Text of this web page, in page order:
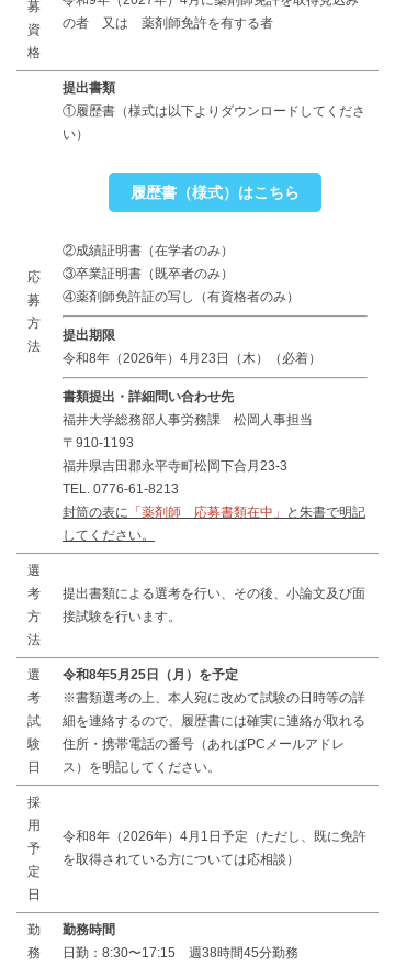
募
資
格
の者 又は 薬剤師免許を有する者
応
募
方
法
提出書類
①履歴書（様式は以下よりダウンロードしてくださ
い）
履歴書（様式）はこちら
②成績証明書（在学者のみ）
③卒業証明書（既卒者のみ）
④薬剤師免許証の写し（有資格者のみ）
提出期限
令和8年（2026年）4月23日（木）（必着）
書類提出・詳細問い合わせ先
福井大学総務部人事労務課 松岡人事担当
〒910-1193
福井県吉田郡永平寺町松岡下合月23-3
TEL. 0776-61-8213
封筒の表に 「薬剤師 応募書類在中」
と朱書で明記
してください。
選
考
方
法
提出書類による選考を行い、その後、小論文及び面
接試験を行います。
選
考
試
験
日
令和8年5月25日（月）を予定
※書類選考の上、本人宛に改めて試験の日時等の詳
細を連絡するので、履歴書には確実に連絡が取れる
住所・携帯電話の番号（あればPCメールアドレ
ス）を明記してください。
採
用
予
定
日
令和8年（2026年）4月1日予定（ただし、既に免許
を取得されている方については応相談）
勤
務
勤務時間
日勤：8:30〜17:15 週38時間45分勤務